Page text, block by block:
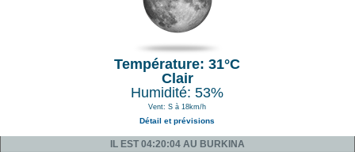
Température: 31°C
Clair
Humidité: 53%
Vent: S à 18km/h
Détail et prévisions
IL EST 04:20:04 AU BURKINA